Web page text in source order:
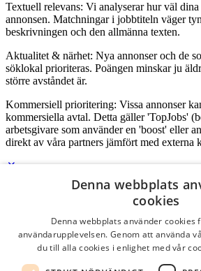
Textuell relevans: Vi analyserar hur väl
annonsen. Matchningar i jobbtiteln väger
beskrivningen och den allmänna texten.
Aktualitet & närhet: Nya annonser och de
söklokal prioriteras. Poängen minskar ju
större avståndet är.
Kommersiell prioritering: Vissa annonser
kommersiella avtal. Detta gäller 'TopJobs'
arbetsgivare som använder en 'boost' eller
direkt av våra partners jämfört med externa
Lösenord
Denna webbplats
cookies
Denna webbplats använder
användarupplevelsen. Genom att använda
du till alla cookies i enlighet med vår